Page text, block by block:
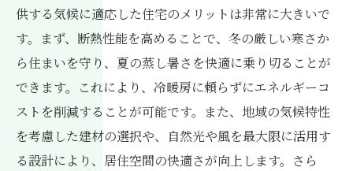
供する気候に適応した住宅のメリットは非常に大きいで
す。まず、断熱性能を高めることで、冬の厳しい寒さか
ら住まいを守り、夏の蒸し暑さを快適に乗り切ることが
できます。これにより、冷暖房に頼らずにエネルギーコ
ストを削減することが可能です。また、地域の気候特性
を考慮した建材の選択や、自然光や風を最大限に活用す
る設計により、居住空間の快適さが向上します。さら